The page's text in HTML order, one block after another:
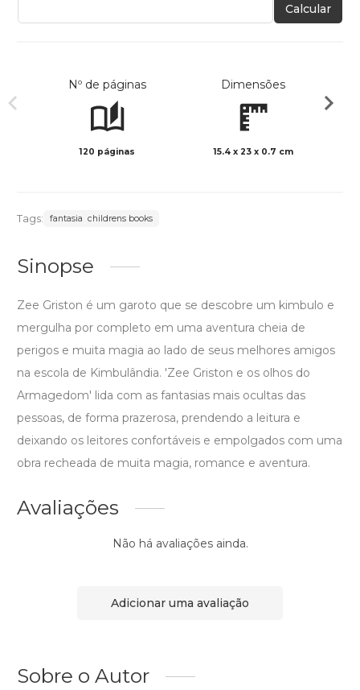
Calcular
Nº de páginas
120 páginas
Dimensões
15.4 x 23 x 0.7 cm
Tags: fantasia childrens books
Sinopse
Zee Griston é um garoto que se descobre um kimbulo e
mergulha por completo em uma aventura cheia de
perigos e muita magia ao lado de seus melhores amigos
na escola de Kimbulândia. 'Zee Griston e os olhos do
Armagedom' lida com as fantasias mais ocultas das
pessoas, de forma prazerosa, prendendo a leitura e
deixando os leitores confortáveis e empolgados com uma
obra recheada de muita magia, romance e aventura.
Avaliações
Não há avaliações ainda.
Adicionar uma avaliação
Sobre o Autor